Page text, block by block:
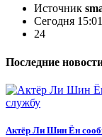
Источник
Сегодня 15:01
24
Последние
Актёр Ли Шин Ён